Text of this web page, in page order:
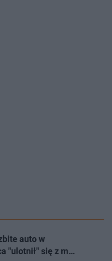
auto w
"ulotnił" się z m…